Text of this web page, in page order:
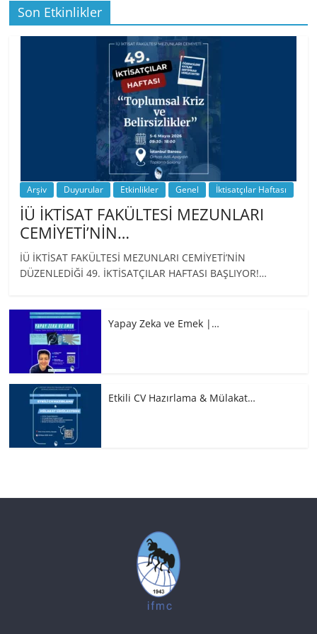
BİZ İKTİSATLILAR: İÇİMİZDEN BİRİ PROF.
…
Son Etkinlikler
Arşiv Duyurular Etkinlikler Genel İktisatçılar Haftası
İÜ İKTİSAT FAKÜLTESİ MEZUNLARI
CEMİYETİ’NİN…
İÜ İKTİSAT FAKÜLTESİ MEZUNLARI CEMİYETİ’NİN
DÜZENLEDİĞİ 49. İKTİSATÇILAR HAFTASI BAŞLIYOR!…
Yapay Zeka ve Emek |…
Etkili CV Hazırlama & Mülakat…